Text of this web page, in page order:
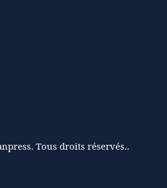
Tous droits réservés..